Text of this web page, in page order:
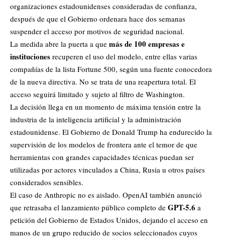
organizaciones estadounidenses consideradas de confianza,
después de que el Gobierno ordenara hace dos semanas
suspender el acceso por motivos de seguridad nacional.
La medida abre la puerta a que más de 100 empresas e
instituciones recuperen el uso del modelo, entre ellas varias
compañías de la lista Fortune 500, según una fuente conocedora
de la nueva directiva. No se trata de una reapertura total. El
acceso seguirá limitado y sujeto al filtro de Washington.
La decisión llega en un momento de máxima tensión entre la
industria de la inteligencia artificial y la administración
estadounidense. El Gobierno de Donald Trump ha endurecido la
supervisión de los modelos de frontera ante el temor de que
herramientas con grandes capacidades técnicas puedan ser
utilizadas por actores vinculados a China, Rusia u otros países
considerados sensibles.
El caso de Anthropic no es aislado. OpenAI también anunció
que retrasaba el lanzamiento público completo de GPT-5.6 a
petición del Gobierno de Estados Unidos, dejando el acceso en
manos de un grupo reducido de socios seleccionados cuyos